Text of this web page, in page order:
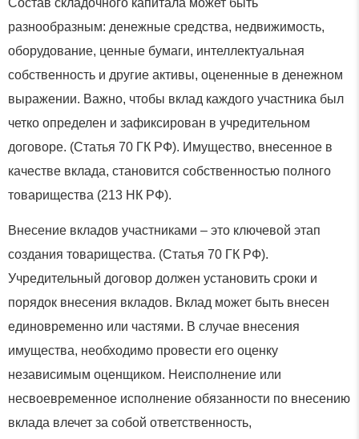
Состав складочного капитала может быть
разнообразным: денежные средства, недвижимость,
оборудование, ценные бумаги, интеллектуальная
собственность и другие активы, оцененные в денежном
выражении. Важно, чтобы вклад каждого участника был
четко определен и зафиксирован в учредительном
договоре. (Статья 70 ГК РФ). Имущество, внесенное в
качестве вклада, становится собственностью полного
товарищества (213 НК РФ).
Внесение вкладов участниками – это ключевой этап
создания товарищества. (Статья 70 ГК РФ).
Учредительный договор должен установить сроки и
порядок внесения вкладов. Вклад может быть внесен
единовременно или частями. В случае внесения
имущества, необходимо провести его оценку
независимым оценщиком. Неисполнение или
несвоевременное исполнение обязанности по внесению
вклада влечет за собой ответственность,